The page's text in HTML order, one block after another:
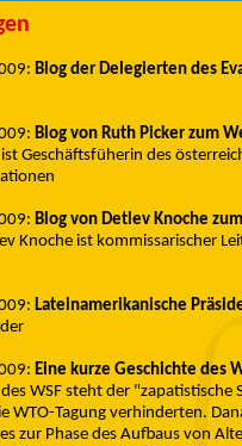
Blog der Delegierten des
Blog von Ruth Picker zum
ist Geschäftsfüherin des
Blog von Detlev Knoche
Knoche ist kommissarischer
Lateinamerikanische
Eine kurze Geschichte des
WSF steht der
WTO-Tagung verhinderten.
zur Phase des Aufbaus von